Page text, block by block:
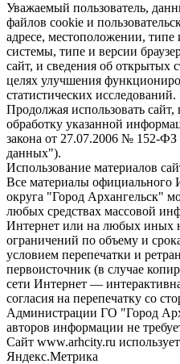
Уважаемый пользователь,
файлов cookie и
адресе, местоположении,
системы, типе и версии
сайт, и сведения об открытых
целях улучшения
статистических исследований.
Продолжая использовать сайт,
обработку указанной
закона от 27.07.2006 № 152-
данных").
Использование материалов
Все материалы официального
округа "Город Архангельск"
любых средствах массовой
Интернет или на любых иных
ограничений по объему и
условием перепечатки и
первоисточник (в случае
сети Интернет —
согласия на перепечатку со
Администрации ГО "Город
авторов информации не
Сайт www.arhcity.ru
Яндекс.Метрика